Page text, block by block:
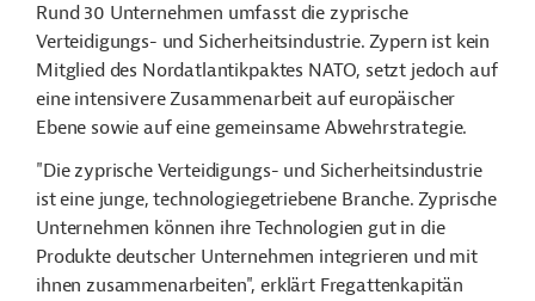
Rund 30 Unternehmen umfasst die zyprische
Verteidigungs- und Sicherheitsindustrie. Zypern ist kein
Mitglied des Nordatlantikpaktes NATO, setzt jedoch auf
eine intensivere Zusammenarbeit auf europäischer
Ebene sowie auf eine gemeinsame Abwehrstrategie.
"Die zyprische Verteidigungs- und Sicherheitsindustrie
ist eine junge, technologiegetriebene Branche. Zyprische
Unternehmen können ihre Technologien gut in die
Produkte deutscher Unternehmen integrieren und mit
ihnen zusammenarbeiten", erklärt Fregattenkapitän